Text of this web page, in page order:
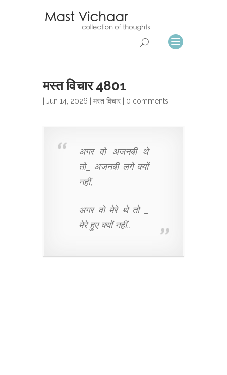
मस्त विचार 4801
| Jun 14, 2026 | मस्त विचार 0 comments
अगर वो अजनबी थे
तो_ अजनबी लगे क्यों
नहीं,
अगर वो मेरे थे तो _
मेरे हुए क्यों नहीं..